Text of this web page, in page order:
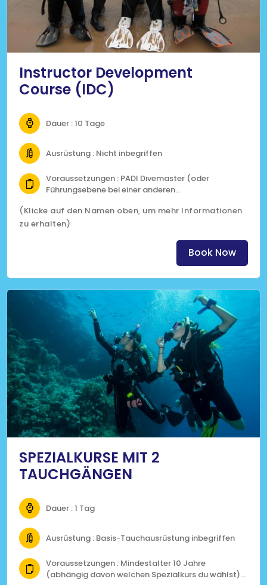
Instructor Development
Course (IDC)
Dauer : 10 Tage
Ausrüstung : Nicht inbegriffen
Voraussetzungen : PADI Divemaster (oder
Führungsebene bei einer anderen
18 Jahre alt
100 geloggte Tauchgänge zu absolvieren
Navigationstauchgängen erforderlich)
zertifizierter Taucher seit 6 Monaten
Ärztliches Attest über die Tauchtauglichkeit, das
inne
(Klicke auf den Namen oben, um mehr Informationen
zu erhalten)
Book Now
SPEZIALKURSE MIT 2
TAUCHGÄNGEN
Dauer : 1 Tag
Ausrüstung : Basis-Tauchausrüstung inbegriffen
Voraussetzungen : Mindestalter 10 Jahre
(abhängig davon welchen Spezialkurs du wählst)